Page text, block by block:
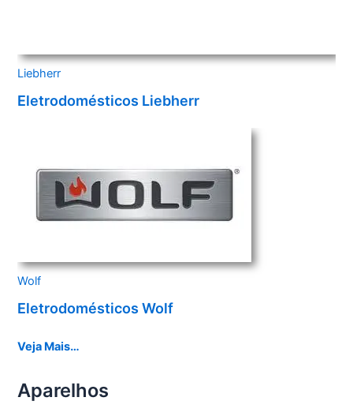
Liebherr
Eletrodomésticos Liebherr
Wolf
Eletrodomésticos Wolf
Veja Mais…
Aparelhos